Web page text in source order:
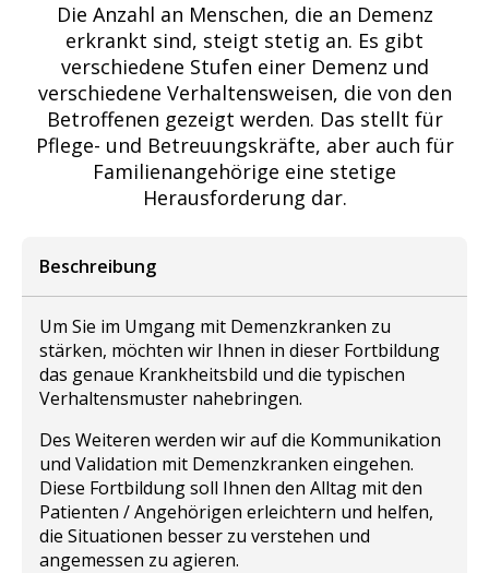
Die Anzahl an Menschen, die an Demenz
erkrankt sind, steigt stetig an. Es gibt
verschiedene Stufen einer Demenz und
verschiedene Verhaltensweisen, die von den
Betroffenen gezeigt werden. Das stellt für
Pflege- und Betreuungskräfte, aber auch für
Familienangehörige eine stetige
Herausforderung dar.
Beschreibung
Um Sie im Umgang mit Demenzkranken zu
stärken, möchten wir Ihnen in dieser Fortbildung
das genaue Krankheitsbild und die typischen
Verhaltensmuster nahebringen.
Des Weiteren werden wir auf die Kommunikation
und Validation mit Demenzkranken eingehen.
Diese Fortbildung soll Ihnen den Alltag mit den
Patienten / Angehörigen erleichtern und helfen,
die Situationen besser zu verstehen und
angemessen zu agieren.